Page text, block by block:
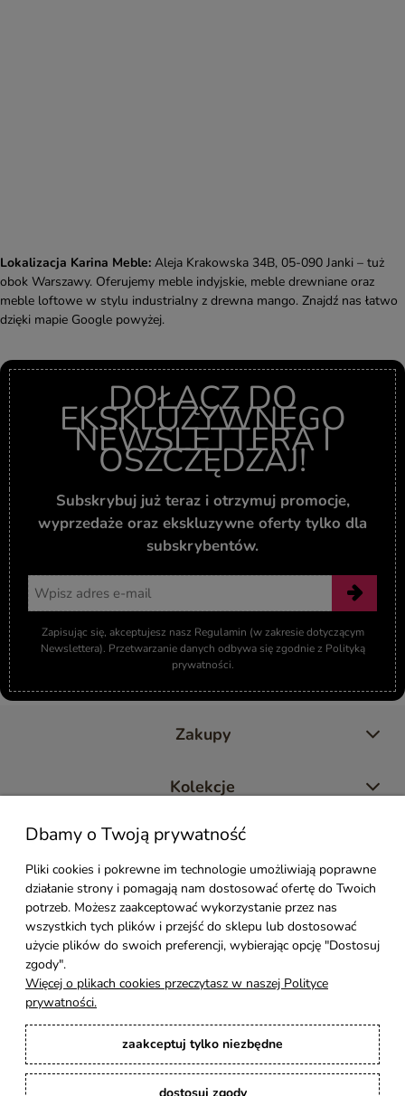
Lokalizacja Karina Meble: Aleja Krakowska 34B, 05-090 Janki – tuż
obok Warszawy. Oferujemy meble indyjskie, meble drewniane oraz
meble loftowe w stylu industrialny z drewna mango. Znajdź nas łatwo
dzięki mapie Google powyżej.
DOŁĄCZ DO
EKSKLUZYWNEGO
NEWSLETTERA I
OSZCZĘDZAJ!
Subskrybuj już teraz i otrzymuj promocje,
wyprzedaże oraz ekskluzywne oferty tylko dla
subskrybentów.
Zapisując się, akceptujesz nasz Regulamin (w zakresie dotyczącym
Newslettera). Przetwarzanie danych odbywa się zgodnie z Polityką
prywatności.
Zakupy
Kolekcje
Moje konto
Pomoc
Styl Mebli
Rodzaje drewna
Kontakt
Dbamy o Twoją prywatność
Pliki cookies i pokrewne im technologie umożliwiają poprawne
działanie strony i pomagają nam dostosować ofertę do Twoich
potrzeb. Możesz zaakceptować wykorzystanie przez nas
wszystkich tych plików i przejść do sklepu lub dostosować
użycie plików do swoich preferencji, wybierając opcję "Dostosuj
zgody".
Więcej o plikach cookies przeczytasz w naszej Polityce
prywatności.
zaakceptuj tylko niezbędne